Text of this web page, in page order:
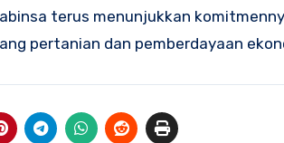
terus menunjukkan
pertanian dan pemberdayaan